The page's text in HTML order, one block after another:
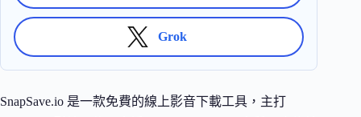
Grok
SnapSave.io 是一款免費的線上影音下載工具，主打